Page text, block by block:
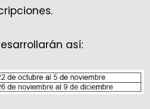
así: